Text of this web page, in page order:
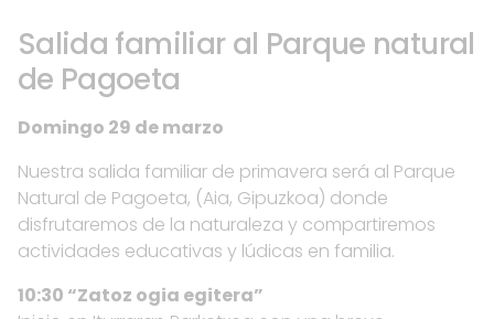
Salida familiar al Parque natural
de Pagoeta
Domingo 29 de marzo
Nuestra salida familiar de primavera será al Parque
Natural de Pagoeta, (Aia, Gipuzkoa) donde
disfrutaremos de la naturaleza y compartiremos
actividades educativas y lúdicas en familia.
10:30 “Zatoz ogia egitera”